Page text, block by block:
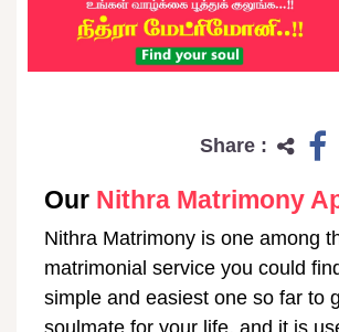
Share :
Our Nithra Matrimony
Nithra Matrimony is one among
matrimonial service you could
simple and easiest one so far to